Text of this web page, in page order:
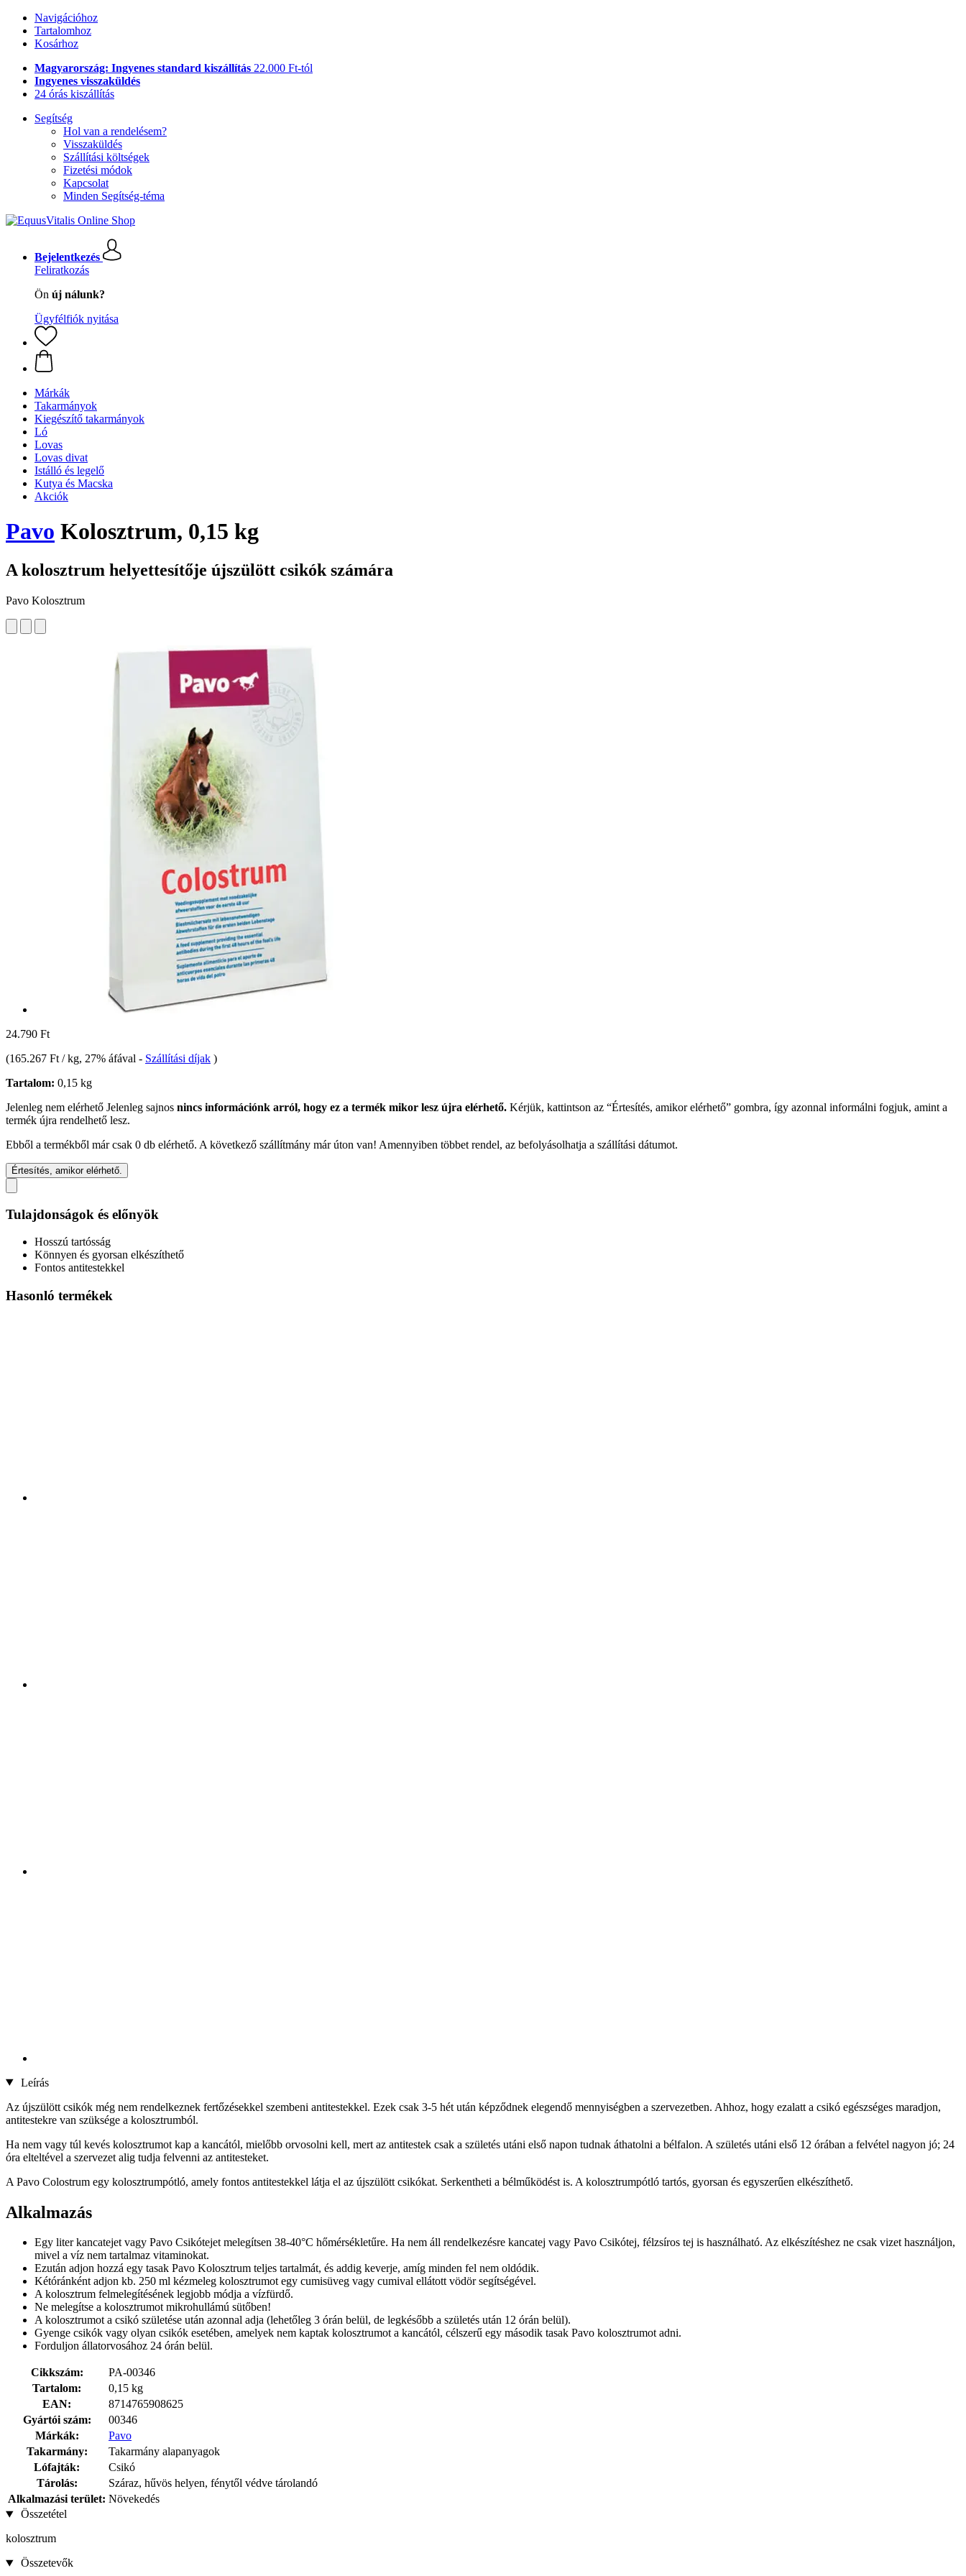
Navigációhoz
Tartalomhoz
Kosárhoz
Magyarország: Ingyenes standard kiszállítás 22.000 Ft-tól
Ingyenes visszaküldés
24 órás kiszállítás
Segítség
Hol van a rendelésem?
Visszaküldés
Szállítási költségek
Fizetési módok
Kapcsolat
Minden Segítség-téma
Bejelentkezés
Feliratkozás
Ön új nálunk?
Ügyfélfiók nyitása
Márkák
Takarmányok
Kiegészítő takarmányok
Ló
Lovas
Lovas divat
Istálló és legelő
Kutya és Macska
Akciók
Pavo Kolosztrum, 0,15 kg
A kolosztrum helyettesítője újszülött csikók számára
Pavo Kolosztrum
24.790 Ft
(165.267 Ft / kg, 27% áfával - Szállítási díjak )
Tartalom: 0,15 kg
Jelenleg nem elérhető Jelenleg sajnos nincs információnk arról, hogy ez a termék mikor lesz újra elérhető. Kérjük, kattintson az “Értesítés, amikor elérhető” gombra, így azonnal informálni fogjuk, amint a
termék újra rendelhető lesz.
Ebből a termékből már csak 0 db elérhető. A következő szállítmány már úton van! Amennyiben többet rendel, az befolyásolhatja a szállítási dátumot.
Értesítés, amikor elérhető.
Tulajdonságok és előnyök
Hosszú tartósság
Könnyen és gyorsan elkészíthető
Fontos antitestekkel
Hasonló termékek
Leírás
Az újszülött csikók még nem rendelkeznek fertőzésekkel szembeni antitestekkel. Ezek csak 3-5 hét után képződnek elegendő mennyiségben a szervezetben. Ahhoz, hogy ezalatt a csikó egészséges maradjon,
antitestekre van szüksége a kolosztrumból.
Ha nem vagy túl kevés kolosztrumot kap a kancától, mielőbb orvosolni kell, mert az antitestek csak a születés utáni első napon tudnak áthatolni a bélfalon. A születés utáni első 12 órában a felvétel nagyon jó; 24
óra elteltével a szervezet alig tudja felvenni az antitesteket.
A Pavo Colostrum egy kolosztrumpótló, amely fontos antitestekkel látja el az újszülött csikókat. Serkentheti a bélműködést is. A kolosztrumpótló tartós, gyorsan és egyszerűen elkészíthető.
Alkalmazás
Egy liter kancatejet vagy Pavo Csikótejet melegítsen 38-40°C hőmérsékletűre. Ha nem áll rendelkezésre kancatej vagy Pavo Csikótej, félzsíros tej is használható. Az elkészítéshez ne csak vizet használjon,
mivel a víz nem tartalmaz vitaminokat.
Ezután adjon hozzá egy tasak Pavo Kolosztrum teljes tartalmát, és addig keverje, amíg minden fel nem oldódik.
Kétóránként adjon kb. 250 ml kézmeleg kolosztrumot egy cumisüveg vagy cumival ellátott vödör segítségével.
A kolosztrum felmelegítésének legjobb módja a vízfürdő.
Ne melegítse a kolosztrumot mikrohullámú sütőben!
A kolosztrumot a csikó születése után azonnal adja (lehetőleg 3 órán belül, de legkésőbb a születés után 12 órán belül).
Gyenge csikók vagy olyan csikók esetében, amelyek nem kaptak kolosztrumot a kancától, célszerű egy második tasak Pavo kolosztrumot adni.
Forduljon állatorvosához 24 órán belül.
Cikkszám:
PA-00346
Tartalom:
0,15 kg
EAN:
8714765908625
Gyártói szám:
00346
Márkák:
Pavo
Takarmány:
Takarmány alapanyagok
Lófajták:
Csikó
Tárolás:
Száraz, hűvös helyen, fénytől védve tárolandó
Alkalmazási terület: Növekedés
Összetétel
kolosztrum
Összetevők